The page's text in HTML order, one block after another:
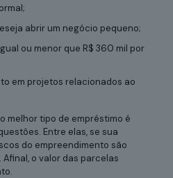
abrir um negócio pequeno;
ou menor que R$ 360 mil por
em projetos relacionados ao
melhor tipo de empréstimo é
Entre elas, se sua
do empreendimento são
o valor das parcelas